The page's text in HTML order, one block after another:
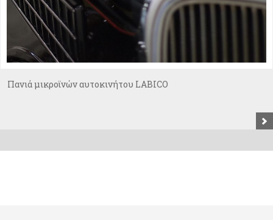
Πανιά μικροϊνών αυτοκινήτου LABICO